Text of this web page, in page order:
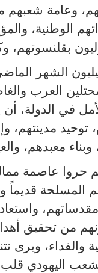
وعامة شعبهم
الوطنية،
بقلنسوتهم،
الشهر
العرب
في
مدينتهم،
وبناء معبدهم،
حروا عاصمة
المسلحة قديماً
من تحقيق
اليهودي